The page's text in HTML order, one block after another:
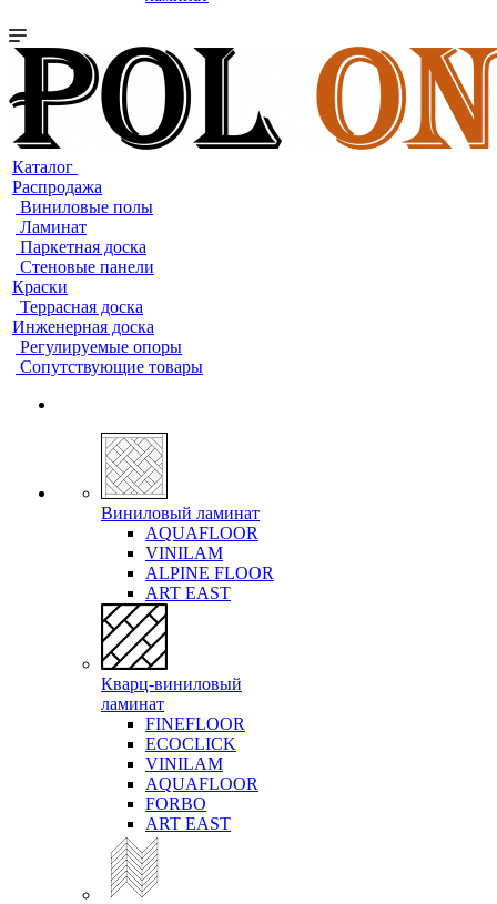
Каталог
Распродажа
Виниловые полы
Ламинат
Паркетная доска
Стеновые панели
Краски
Террасная доска
Инженерная доска
Регулируемые опоры
Сопутствующие товары
Виниловый ламинат
AQUAFLOOR
VINILAM
ALPINE FLOOR
ART EAST
Кварц-виниловый
ламинат
FINEFLOOR
ECOCLICK
VINILAM
AQUAFLOOR
FORBO
ART EAST